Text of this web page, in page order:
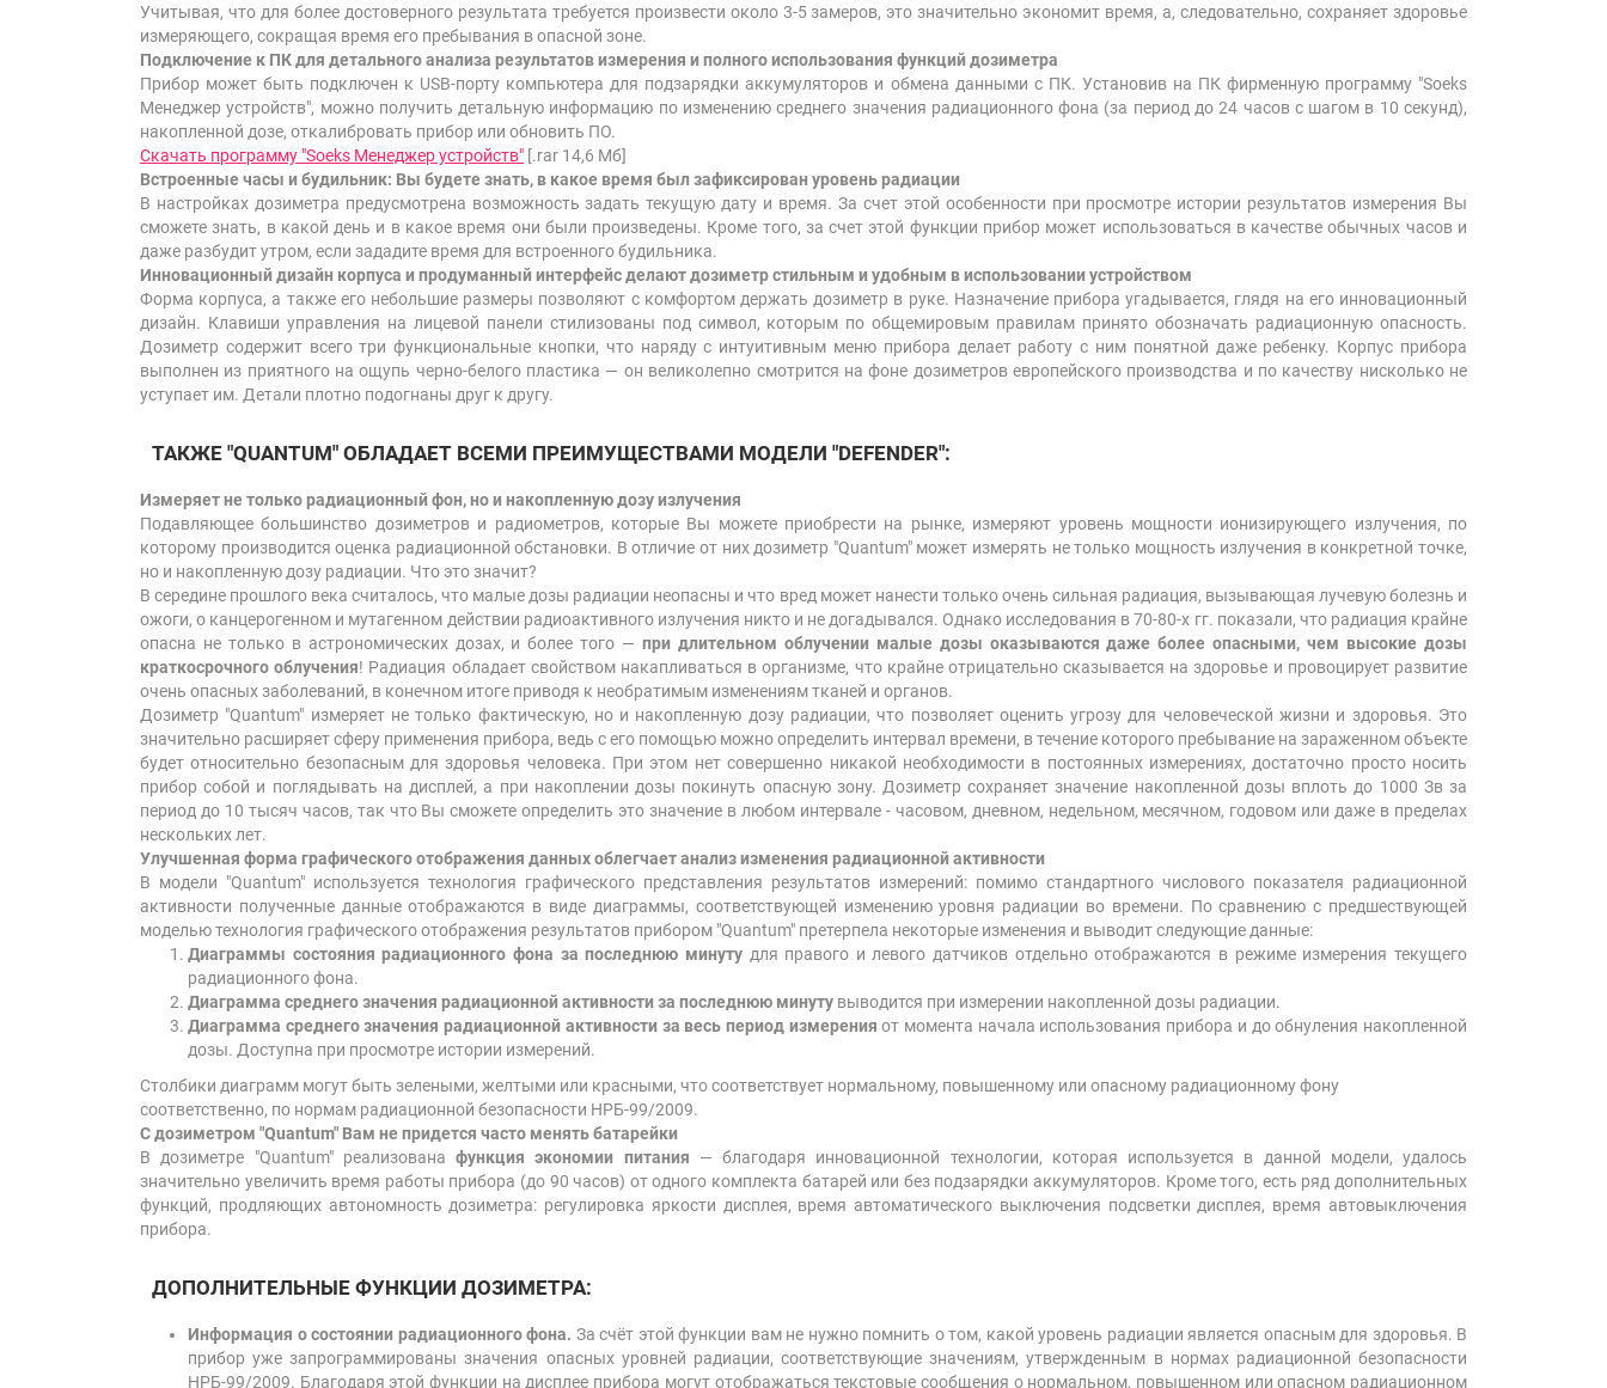
Учитывая, что для более достоверного результата требуется произвести около 3-5 замеров, это значительно экономит время, а, следовательно, сохраняет здоровье
измеряющего, сокращая время его пребывания в опасной зоне.
Подключение к ПК для детального анализа результатов измерения и полного использования функций дозиметра
Прибор может быть подключен к USB-порту компьютера для подзарядки аккумуляторов и обмена данными с ПК. Установив на ПК фирменную программу "Soeks
Менеджер устройств", можно получить детальную информацию по изменению среднего значения радиационного фона (за период до 24 часов с шагом в 10 секунд),
накопленной дозе, откалибровать прибор или обновить ПО.
Скачать программу "Soeks Менеджер устройств" [.rar 14,6 Мб]
Встроенные часы и будильник: Вы будете знать, в какое время был зафиксирован уровень радиации
В настройках дозиметра предусмотрена возможность задать текущую дату и время. За счет этой особенности при просмотре истории результатов измерения Вы
сможете знать, в какой день и в какое время они были произведены. Кроме того, за счет этой функции прибор может использоваться в качестве обычных часов и
даже разбудит утром, если зададите время для встроенного будильника.
Инновационный дизайн корпуса и продуманный интерфейс делают дозиметр стильным и удобным в использовании устройством
Форма корпуса, а также его небольшие размеры позволяют с комфортом держать дозиметр в руке. Назначение прибора угадывается, глядя на его инновационный
дизайн. Клавиши управления на лицевой панели стилизованы под символ, которым по общемировым правилам принято обозначать радиационную опасность.
Дозиметр содержит всего три функциональные кнопки, что наряду с интуитивным меню прибора делает работу с ним понятной даже ребенку. Корпус прибора
выполнен из приятного на ощупь черно-белого пластика — он великолепно смотрится на фоне дозиметров европейского производства и по качеству нисколько не
уступает им. Детали плотно подогнаны друг к другу.
ТАКЖЕ "QUANTUM" ОБЛАДАЕТ ВСЕМИ ПРЕИМУЩЕСТВАМИ МОДЕЛИ "DEFENDER":
Измеряет не только радиационный фон, но и накопленную дозу излучения
Подавляющее большинство дозиметров и радиометров, которые Вы можете приобрести на рынке, измеряют уровень мощности ионизирующего излучения, по
которому производится оценка радиационной обстановки. В отличие от них дозиметр "Quantum" может измерять не только мощность излучения в конкретной точке,
но и накопленную дозу радиации. Что это значит?
В середине прошлого века cчиталось, что малые дозы радиации неопасны и что вред может нанести только очень сильная радиация, вызывающая лучевую болезнь и
ожоги, о канцерогенном и мутагенном действии радиоактивного излучения никто и не догадывался. Однако исследования в 70-80-х гг. показали, что радиация крайне
опасна не только в астрономических дозах, и более того —при длительном облучении малые дозы оказываются даже более опасными, чем высокие дозы
краткосрочного облучения! Радиация обладает свойством накапливаться в организме, что крайне отрицательно сказывается на здоровье и провоцирует развитие
очень опасных заболеваний, в конечном итоге приводя к необратимым изменениям тканей и органов.
Дозиметр "Quantum" измеряет не только фактическую, но и накопленную дозу радиации, что позволяет оценить угрозу для человеческой жизни и здоровья. Это
значительно расширяет сферу применения прибора, ведь с его помощью можно определить интервал времени, в течение которого пребывание на зараженном объекте
будет относительно безопасным для здоровья человека. При этом нет совершенно никакой необходимости в постоянных измерениях, достаточно просто носить
прибор собой и поглядывать на дисплей, а при накоплении дозы покинуть опасную зону. Дозиметр сохраняет значение накопленной дозы вплоть до 1000 Зв за
период до 10 тысяч часов, так что Вы сможете определить это значение в любом интервале - часовом, дневном, недельном, месячном, годовом или даже в пределах
нескольких лет.
Улучшенная форма графического отображения данных облегчает анализ изменения радиационной активности
В модели "Quantum" используется технология графического представления результатов измерений: помимо стандартного числового показателя радиационной
активности полученные данные отображаются в виде диаграммы, соответствующей изменению уровня радиации во времени. По сравнению с предшествующей
моделью технология графического отображения результатов прибором "Quantum" претерпела некоторые изменения и выводит следующие данные:
Диаграммы состояния радиационного фона за последнюю минуту для правого и левого датчиков отдельно отображаются в режиме измерения текущего
радиационного фона.
Диаграмма среднего значения радиационной активности за последнюю минуту выводится при измерении накопленной дозы радиации.
Диаграмма среднего значения радиационной активности за весь период измеренияот момента начала использования прибора и до обнуления накопленной
дозы. Доступна при просмотре истории измерений.
Столбики диаграмм могут быть зелеными, желтыми или красными, что соответствует нормальному, повышенному или опасному радиационному фону
соответственно, по нормам радиационной безопасности НРБ-99/2009.
С дозиметром "Quantum" Вам не придется часто менять батарейки
В дозиметре "Quantum" реализована функция экономии питания — благодаря инновационной технологии, которая используется в данной модели, удалось
значительно увеличить время работы прибора (до 90 часов) от одного комплекта батарей или без подзарядки аккумуляторов. Кроме того, есть ряд дополнительных
функций, продляющих автономность дозиметра: регулировка яркости дисплея, время автоматического выключения подсветки дисплея, время автовыключения
прибора.
ДОПОЛНИТЕЛЬНЫЕ ФУНКЦИИ ДОЗИМЕТРА:
Информация о состоянии радиационного фона. За счёт этой функции вам не нужно помнить о том, какой уровень радиации является опасным для здоровья. В
прибор уже запрограммированы значения опасных уровней радиации, соответствующие значениям, утвержденным в нормах радиационной безопасности
НРБ-99/2009. Благодаря этой функции на дисплее прибора могут отображаться текстовые сообщения о нормальном, повышенном или опасном радиационном